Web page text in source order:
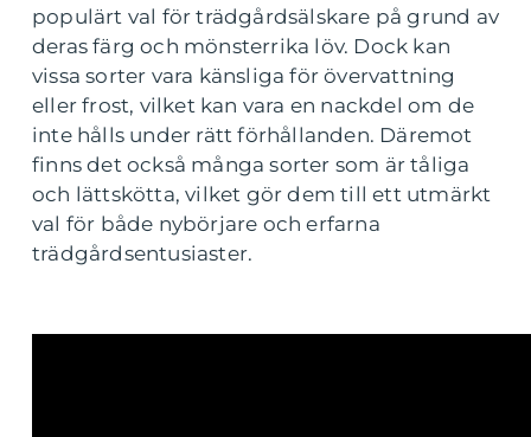
populärt val för trädgårdsälskare på grund av
deras färg och mönsterrika löv. Dock kan
vissa sorter vara känsliga för övervattning
eller frost, vilket kan vara en nackdel om de
inte hålls under rätt förhållanden. Däremot
finns det också många sorter som är tåliga
och lättskötta, vilket gör dem till ett utmärkt
val för både nybörjare och erfarna
trädgårdsentusiaster.